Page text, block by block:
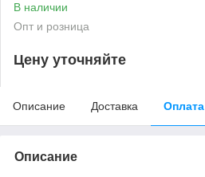
В наличии
Опт и розница
Цену уточняйте
Описание Доставка Оплата
Описание